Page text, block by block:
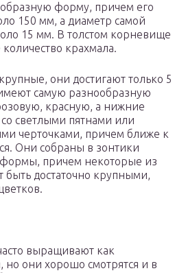
форму, причем его
150 мм, а диаметр самой
15 мм. В толстом корневище
крахмала.
они достигают только 5
самую разнообразную
красную, а нижние
светлыми пятнами или
черточками, причем ближе к
Они собраны в зонтики
формы, причем некоторые из
быть достаточно крупными,
выращивают как
но они хорошо смотрятся и в